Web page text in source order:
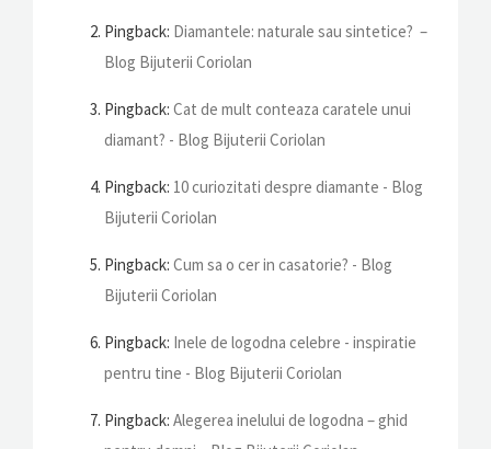
Pingback: Diamantele: naturale sau sintetice? –
Blog Bijuterii Coriolan
Pingback: Cat de mult conteaza caratele unui
diamant? - Blog Bijuterii Coriolan
Pingback: 10 curiozitati despre diamante - Blog
Bijuterii Coriolan
Pingback: Cum sa o cer in casatorie? - Blog
Bijuterii Coriolan
Pingback: Inele de logodna celebre - inspiratie
pentru tine - Blog Bijuterii Coriolan
Pingback: Alegerea inelului de logodna – ghid